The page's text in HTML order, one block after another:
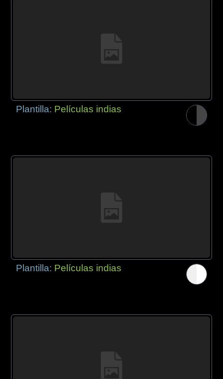
Plantilla: Películas indias
Plantilla: Películas indias